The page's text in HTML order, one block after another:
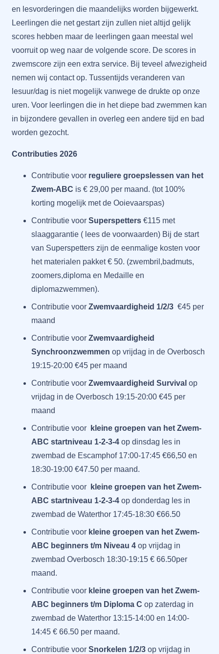
en lesvorderingen die maandelijks worden bijgewerkt.
Leerlingen die net gestart zijn zullen niet altijd gelijk
scores hebben maar de leerlingen gaan meestal wel
voorruit op weg naar de volgende score. De scores in
zwemscore zijn een extra service. Bij teveel afwezigheid
nemen wij contact op. Tussentijds veranderen van
lesuur/dag is niet mogelijk vanwege de drukte op onze
uren. Voor leerlingen die in het diepe bad zwemmen kan
in bijzondere gevallen in overleg een andere tijd en bad
worden gezocht.
Contributies 2026
Contributie voor reguliere groepslessen van het
Zwem-ABC is € 29,00 per maand. (tot 100%
korting mogelijk met de Ooievaarspas)
Contributie voor Superspetters €115 met
slaaggarantie ( lees de voorwaarden) Bij de start
van Superspetters zijn de eenmalige kosten voor
het materialen pakket € 50. (zwembril,badmuts,
zoomers,diploma en Medaille en
diplomazwemmen).
Contributie voor Zwemvaardigheid 1/2/3 €45 per
maand
Contributie voor Zwemvaardigheid
Synchroonzwemmen op vrijdag in de Overbosch
19:15-20:00 €45 per maand
Contributie voor Zwemvaardigheid Survival op
vrijdag in de Overbosch 19:15-20:00 €45 per
maand
Contributie voor
kleine groepen van het Zwem-
ABC startniveau 1-2-3-4 op dinsdag les in
zwembad de Escamphof 17:00-17:45 €66,50 en
18:30-19:00 €47.50 per maand.
Contributie voor
kleine groepen van het Zwem-
ABC startniveau 1-2-3-4 op donderdag les in
zwembad de Waterthor 17:45-18:30 €66.50
Contributie voor kleine groepen van het Zwem-
ABC beginners t/m Niveau 4 op vrijdag in
zwembad Overbosch 18:30-19:15 € 66.50per
maand.
Contributie voor kleine groepen van het Zwem-
ABC beginners t/m Diploma C op zaterdag in
zwembad de Waterthor 13:15-14:00 en 14:00-
14:45 € 66.50 per maand.
Contributie voor Snorkelen 1/2/3 op vrijdag in